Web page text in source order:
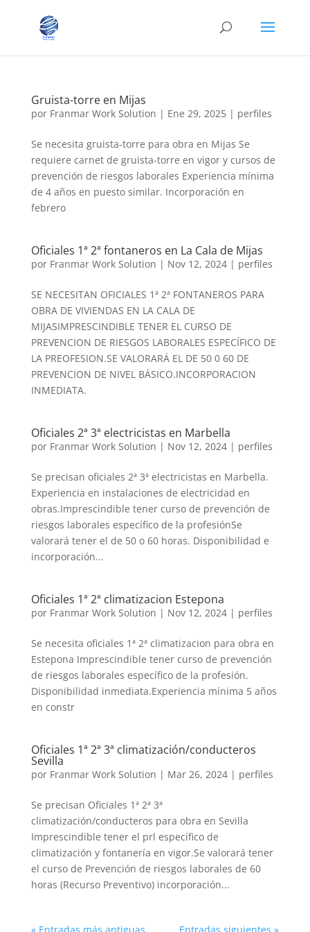
Gruista-torre en Mijas
por Franmar Work Solution | Ene 29, 2025| perfiles
Se necesita gruista-torre para obra en Mijas Se
requiere carnet de gruista-torre en vigor y cursos de
prevención de riesgos laborales Experiencia mínima
de 4 años en puesto similar. Incorporación en
febrero
Oficiales 1ª 2ª fontaneros en La Cala de Mijas
por Franmar Work Solution | Nov 12, 2024| perfiles
SE NECESITAN OFICIALES 1ª 2ª FONTANEROS PARA
OBRA DE VIVIENDAS EN LA CALA DE
MIJASIMPRESCINDIBLE TENER EL CURSO DE
PREVENCION DE RIESGOS LABORALES ESPECÍFICO DE
LA PREOFESION.SE VALORARÁ EL DE 50 0 60 DE
PREVENCION DE NIVEL BÁSICO.INCORPORACION
INMEDIATA.
Oficiales 2ª 3ª electricistas en Marbella
por Franmar Work Solution | Nov 12, 2024| perfiles
Se precisan oficiales 2ª 3ª electricistas en Marbella.
Experiencia en instalaciones de electricidad en
obras.Imprescindible tener curso de prevención de
riesgos laborales específico de la profesiónSe
valorará tener el de 50 o 60 horas. Disponibilidad e
incorporación...
Oficiales 1ª 2ª climatizacion Estepona
por Franmar Work Solution | Nov 12, 2024| perfiles
Se necesita oficiales 1ª 2ª climatizacion para obra en
Estepona Imprescindible tener curso de prevención
de riesgos laborales específico de la profesión.
Disponibilidad inmediata.Experiencia mínima 5 años
en constr
Oficiales 1ª 2ª 3ª climatización/conducteros
Sevilla
por Franmar Work Solution | Mar 26, 2024| perfiles
Se precisan Oficiales 1ª 2ª 3ª
climatización/conducteros para obra en Sevilla
Imprescindible tener el prl específico de
climatización y fontanería en vigor.Se valorará tener
el curso de Prevención de riesgos laborales de 60
horas (Recurso Preventivo) incorporación...